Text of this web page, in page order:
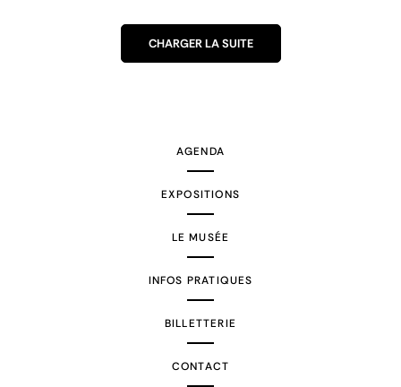
CHARGER LA SUITE
AGENDA
EXPOSITIONS
LE MUSÉE
INFOS PRATIQUES
BILLETTERIE
CONTACT